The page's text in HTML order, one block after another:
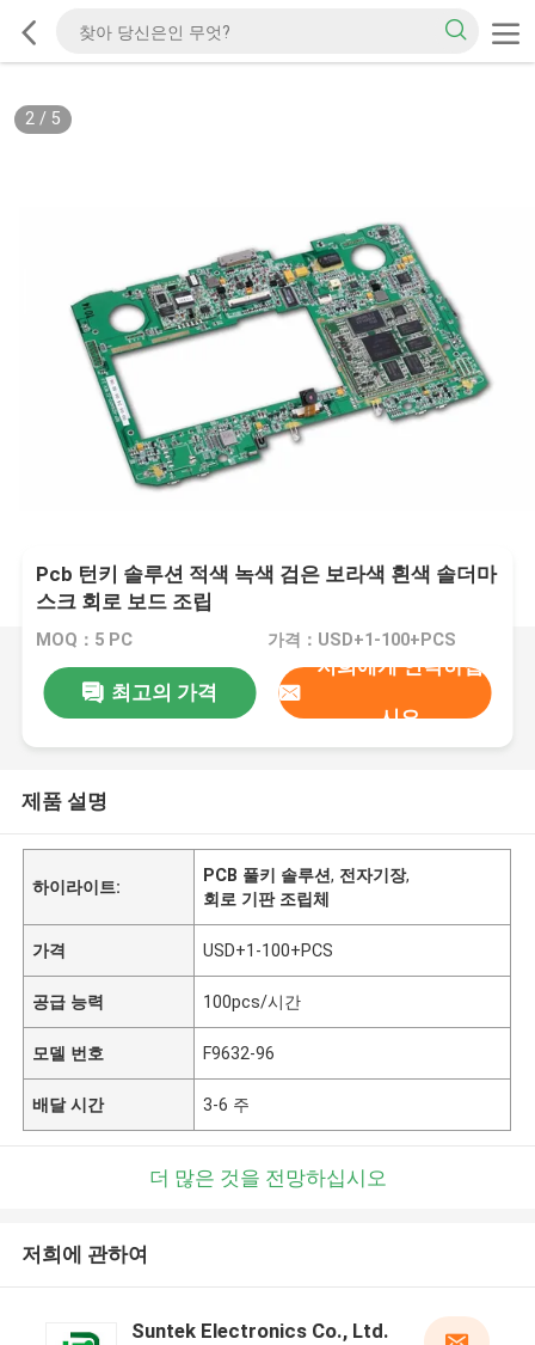
2/ 5
Pcb 턴키 솔루션 적색 녹색 검은 보라색 흰색 솔더마
스크 회로 보드 조립
MOQ：5 PC 가격：USD+1-100+PCS
최고의 가격
저희에게 연락하십
시오
제품 설명
하이라이트:
PCB 풀키 솔루션, 전자기장,
회로 기판 조립체
가격 USD+1-100+PCS
공급 능력 100pcs/시간
모델 번호 F9632-96
배달 시간 3-6 주
더 많은 것을 전망하십시오
저희에 관하여
Suntek Electronics Co., Ltd.